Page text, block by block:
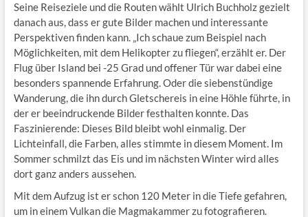
Seine Reiseziele und die Routen wählt Ulrich Buchholz gezielt
danach aus, dass er gute Bilder machen und interessante
Perspektiven finden kann. „Ich schaue zum Beispiel nach
Möglichkeiten, mit dem Helikopter zu fliegen“, erzählt er. Der
Flug über Island bei -25 Grad und offener Tür war dabei eine
besonders spannende Erfahrung. Oder die siebenstündige
Wanderung, die ihn durch Gletschereis in eine Höhle führte, in
der er beeindruckende Bilder festhalten konnte. Das
Faszinierende: Dieses Bild bleibt wohl einmalig. Der
Lichteinfall, die Farben, alles stimmte in diesem Moment. Im
Sommer schmilzt das Eis und im nächsten Winter wird alles
dort ganz anders aussehen.
Mit dem Aufzug ist er schon 120 Meter in die Tiefe gefahren,
um in einem Vulkan die Magmakammer zu fotografieren.